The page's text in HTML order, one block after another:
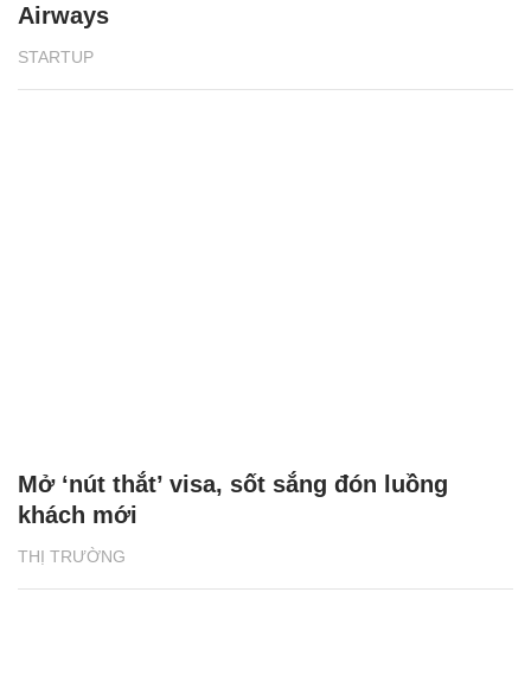
STARTUP
Airways
THỊ TRƯỜNG
Mở ‘nút thắt’ visa, sốt sắng đón luồng
khách mới